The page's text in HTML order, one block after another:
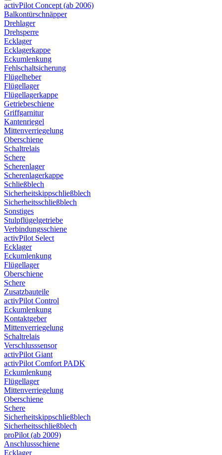
activPilot Concept (ab 2006)
Balkontürschnäpper
Drehlager
Drehsperre
Ecklager
Ecklagerkappe
Eckumlenkung
Fehlschaltsicherung
Flügelheber
Flügellager
Flügellagerkappe
Getriebeschiene
Griffgarnitur
Kantenriegel
Mittenverriegelung
Oberschiene
Schaltrelais
Schere
Scherenlager
Scherenlagerkappe
Schließblech
Sicherheitskippschließblech
Sicherheitsschließblech
Sonstiges
Stulpflügelgetriebe
Verbindungsschiene
activPilot Select
Ecklager
Eckumlenkung
Flügellager
Oberschiene
Schere
Zusatzbauteile
activPilot Control
Eckumlenkung
Kontaktgeber
Mittenverriegelung
Schaltrelais
Verschlusssensor
activPilot Giant
activPilot Comfort PADK
Eckumlenkung
Flügellager
Mittenverriegelung
Oberschiene
Schere
Sicherheitskippschließblech
Sicherheitsschließblech
proPilot (ab 2009)
Anschlussschiene
Ecklager